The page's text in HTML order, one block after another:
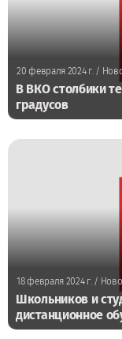
20 февраля 2024 г./
В ВКО столбики
градусов
18 февраля 2024 г./
Школьников и
дистанционное